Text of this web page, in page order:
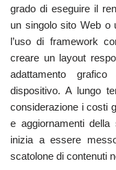
grado di eseguire il
un singolo sito Web o
l’uso di framework
creare un layout
adattamento
dispositivo. A lungo
considerazione i costi
e aggiornamenti
inizia a essere
scatolone di contenuti